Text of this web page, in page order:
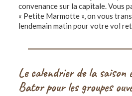
convenance sur la capitale. Vous
« Petite Marmotte », on vous
lendemain matin pour votre vol
Le calendrier de la saison
Bator pour les groupes